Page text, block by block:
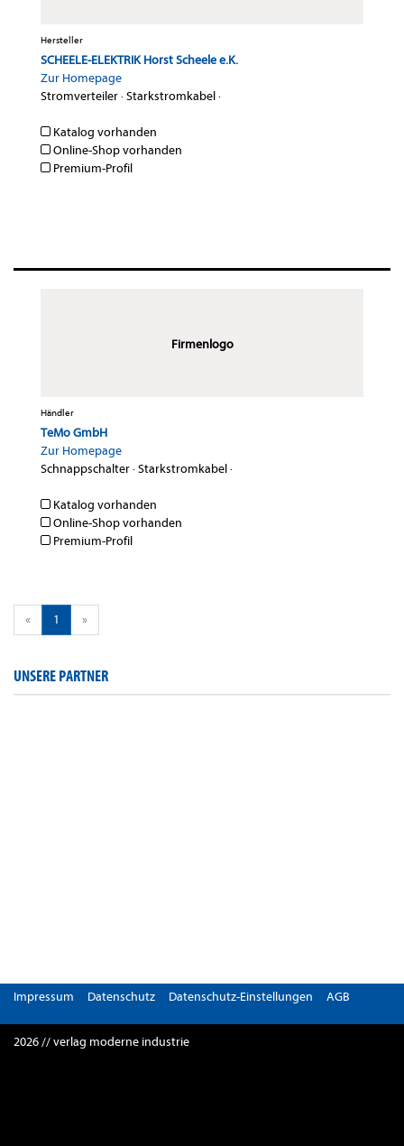
Hersteller
SCHEELE-ELEKTRIK Horst Scheele e.K.
Zur Homepage
Stromverteiler·Starkstromkabel·
Katalog vorhanden
Online-Shop vorhanden
Premium-Profil
Firmenlogo
Händler
TeMo GmbH
Zur Homepage
Schnappschalter·Starkstromkabel·
Katalog vorhanden
Online-Shop vorhanden
Premium-Profil
« 1 »
UNSERE PARTNER
Impressum Datenschutz Datenschutz-Einstellungen AGB
2026 // verlag moderne industrie